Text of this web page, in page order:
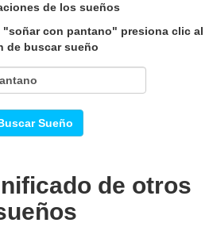
de los sueños
"soñar con pantano" presiona clic al
de buscar sueño
Sueño
de otros